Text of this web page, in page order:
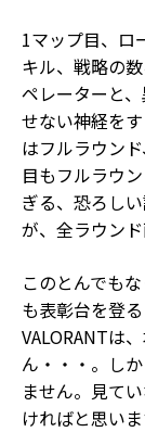
1マップ目、ロ
キル、戦略の
ペレーターと
せない神経を
はフルラウン
目もフルラウ
ぎる、恐ろし
が、全ラウンド
このとんでも
も表彰台を登
VALORANTは
ん・・・。し
ません。見て
ければと思いま